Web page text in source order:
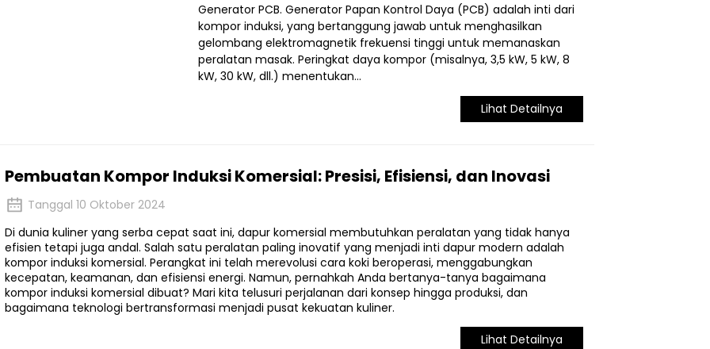
Generator PCB. Generator Papan Kontrol Daya (PCB) adalah inti dari
kompor induksi, yang bertanggung jawab untuk menghasilkan
gelombang elektromagnetik frekuensi tinggi untuk memanaskan
peralatan masak. Peringkat daya kompor (misalnya, 3,5 kW, 5 kW, 8
kW, 30 kW, dll.) menentukan...
Lihat Detailnya
Pembuatan Kompor Induksi Komersial: Presisi, Efisiensi, dan Inovasi
Tanggal 10 Oktober 2024
Di dunia kuliner yang serba cepat saat ini, dapur komersial membutuhkan peralatan yang tidak hanya
efisien tetapi juga andal. Salah satu peralatan paling inovatif yang menjadi inti dapur modern adalah
kompor induksi komersial. Perangkat ini telah merevolusi cara koki beroperasi, menggabungkan
kecepatan, keamanan, dan efisiensi energi. Namun, pernahkah Anda bertanya-tanya bagaimana
kompor induksi komersial dibuat? Mari kita telusuri perjalanan dari konsep hingga produksi, dan
bagaimana teknologi bertransformasi menjadi pusat kekuatan kuliner.
Lihat Detailnya